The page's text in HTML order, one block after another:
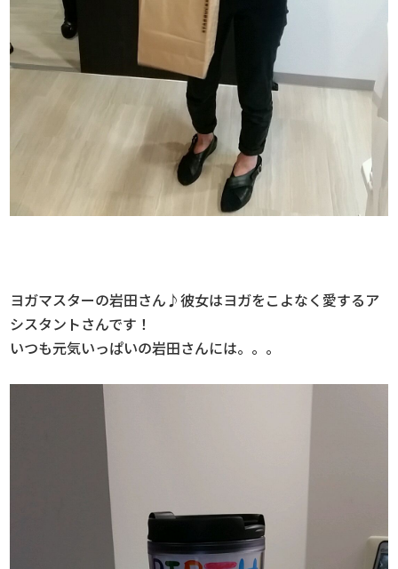
ヨガマスターの岩田さん♪彼女はヨガをこよなく愛するア
シスタントさんです！
いつも元気いっぱいの岩田さんには。。。